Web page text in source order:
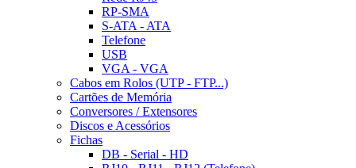
RP-SMA
S-ATA - ATA
Telefone
USB
VGA - VGA
Cabos em Rolos (UTP - FTP...)
Cartões de Memória
Conversores / Extensores
Discos e Acessórios
Fichas
DB - Serial - HD